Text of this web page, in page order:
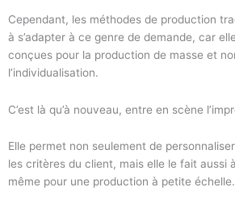
Cependant, les méthodes de production
à s’adapter à ce genre de demande, car
conçues pour la production de masse et
l’individualisation.
C’est là qu’à nouveau, entre en scène
Elle permet non seulement de
les critères du client, mais elle le fait aussi
même pour une production à petite échelle.